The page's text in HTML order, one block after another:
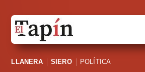
Sociedad
LLANERA SIERO POLÍTICA